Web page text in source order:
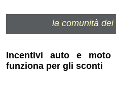
la comunità
Incentivi auto e
funziona per gli sconti